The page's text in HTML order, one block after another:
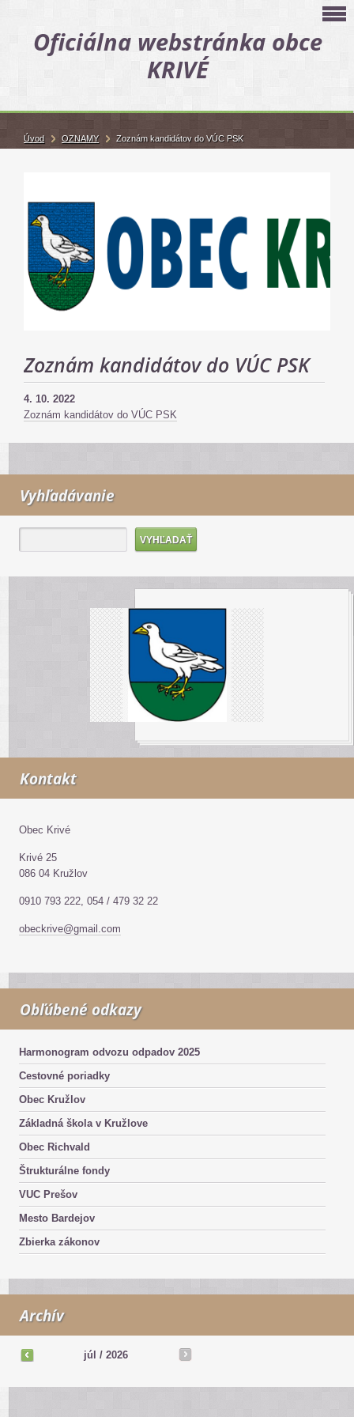
Oficiálna webstránka obce
KRIVÉ
Zoznám kandidátov do VÚC PSK
4. 10. 2022
Zoznám kandidátov do VÚC PSK
Vyhľadávanie
Kontakt
Obec Krivé
Krivé 25
086 04 Kružlov
0910 793 222, 054 / 479 32 22
obeckrive@gmail.com
Obľúbené odkazy
Harmonogram odvozu odpadov 2025
Cestovné poriadky
Obec Kružlov
Základná škola v Kružlove
Obec Richvald
Štrukturálne fondy
VUC Prešov
Mesto Bardejov
Zbierka zákonov
Archív
júl / 2026
Úvod OZNAMY Zoznám kandidátov do VÚC PSK